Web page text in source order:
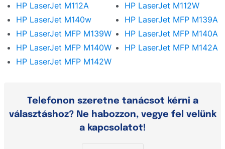
HP LaserJet M112A
HP LaserJet M112W
HP LaserJet M140w
HP LaserJet MFP M139A
HP LaserJet MFP M139W
HP LaserJet MFP M140A
HP LaserJet MFP M140W
HP LaserJet MFP M142A
HP LaserJet MFP M142W
Telefonon szeretne tanácsot kérni a
választáshoz? Ne habozzon, vegye fel velünk
a kapcsolatot!